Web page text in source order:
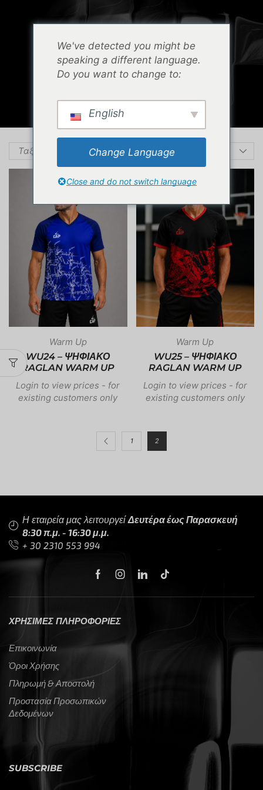
0
ΑΡΧΙΚΉ ΣΕΛΊΔΑ
ΚΑΤΆΣΤΗΜΑ
ΠΡΟΪΌΝΤΑ ΜΕ ΕΤΙΚΈΤΑ “WARM UP”
Warm Up
WU24 – ΨΗΦΙΑΚΟ
RAGLAN WARM UP
Login to view prices - for
existing customers only
Warm Up
WU25 – ΨΗΦΙΑΚΟ
RAGLAN WARM UP
Login to view prices - for
existing customers only
1 2
Η εταιρεία μας λειτουργείΔευτέρα έως Παρασκευή
8:30 π.μ. - 16:30 μ.μ.
+ 30 2310 553 994
ΧΡΗΣΙΜΕΣ ΠΛΗΡΟΦΟΡΙΕΣ
Επικοινωνία
Όροι Χρήσης
Πληρωμή & Αποστολή
Προστασία Προσωπικών
Δεδομένων
SUBSCRIBE
We've detected you might be
speaking a different language.
Do you want to change to:
English
Change Language
Close and do not switch language